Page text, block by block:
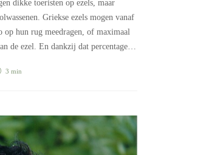
dikke toeristen op ezels, maar
Griekse ezels mogen vanaf
hun rug meedragen, of maximaal
de ezel. En dankzij dat percentage…
3 min